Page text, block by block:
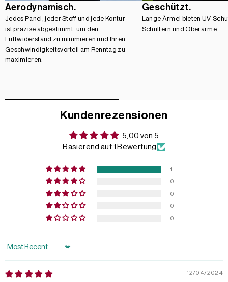
Aerodynamisch.
Jedes Panel, jeder Stoff und jede Kontur
ist präzise abgestimmt, um den
Luftwiderstand zu minimieren und Ihren
Geschwindigkeitsvorteil am Renntag zu
maximieren.
Geschützt.
Lange Ärmel bieten UV-
Schultern und Oberarme.
Kundenrezensionen
5,00 von 5
Basierend auf 1 Bewertung
1
0
0
0
0
Sort by
12/04/2024